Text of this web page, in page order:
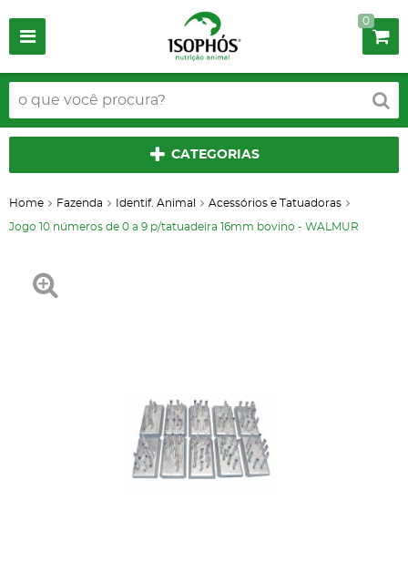
0
CATEGORIAS
Home Fazenda Identif. Animal Acessórios e Tatuadoras
Jogo 10 números de 0 a 9 p/tatuadeira 16mm bovino - WALMUR